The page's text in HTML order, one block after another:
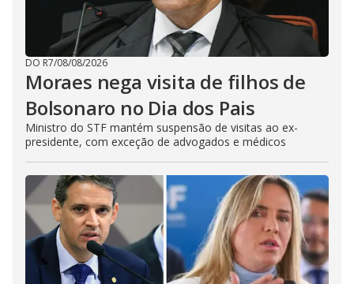
DO R7/08/08/2026
Moraes nega visita de filhos de
Bolsonaro no Dia dos Pais
Ministro do STF mantém suspensão de visitas ao ex-
presidente, com exceção de advogados e médicos